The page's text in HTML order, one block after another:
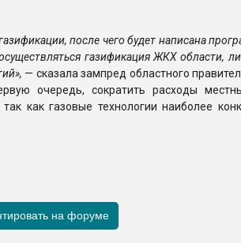
после чего будет написана
газификация ЖКХ области,
— сказала зампред областного
очередь, сократить расходы
как газовые технологии наиболее